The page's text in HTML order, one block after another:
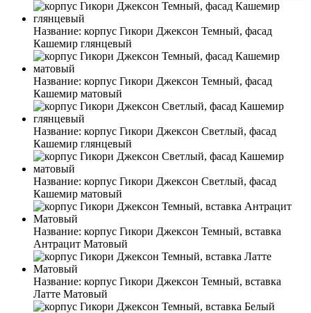
Название: корпус Гикори Джексон Темный, фасад
Кашемир глянцевый
Название: корпус Гикори Джексон Темный, фасад
Кашемир матовый
Название: корпус Гикори Джексон Светлый, фасад
Кашемир глянцевый
Название: корпус Гикори Джексон Светлый, фасад
Кашемир матовый
Название: корпус Гикори Джексон Темный, вставка
Антрацит Матовый
Название: корпус Гикори Джексон Темный, вставка
Латте Матовый